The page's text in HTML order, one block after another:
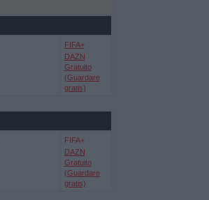
FIFA+
DAZN
Gratuito
(Guardare
gratis)
FIFA+
DAZN
Gratuito
(Guardare
gratis)